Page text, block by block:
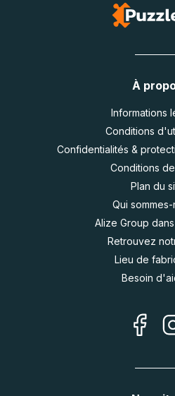
À
Informations
Conditions
Confidentialités &
Conditions
Plan du
Qui sommes-
Alize Group
Retrouvez
Lieu de
Besoin